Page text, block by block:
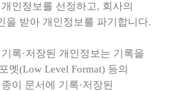
인정보를 선정하고, 회사의
을 받아 개인정보를 파기합니다.
록·저장된 개인정보는 기록을
멧(Low Level Format) 등의
이 문서에 기록·저장된